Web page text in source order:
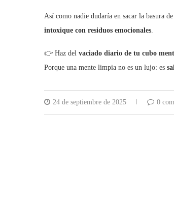
Así como nadie dudaría en sacar la basura
intoxique con residuos emocionales.
👉 Haz del vaciado diario de tu cubo
Porque una mente limpia no es un lujo: es
24 de septiembre de 2025 0